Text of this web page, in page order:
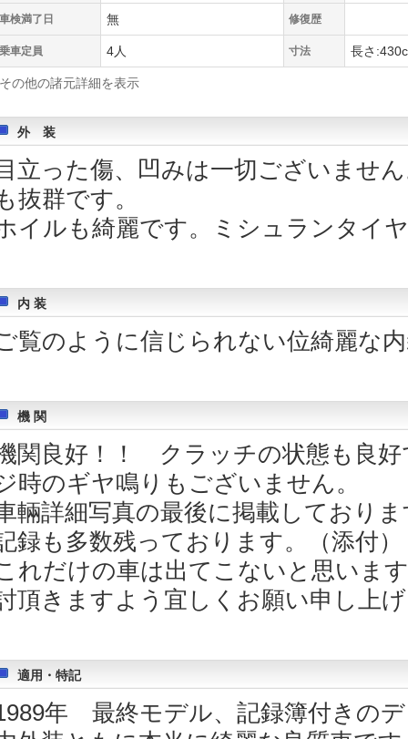
検満了日 無 修復歴
車定員 4人 寸法 長さ
の他の諸元詳細を表示
外 装
立った傷、凹みは一切ございませ
抜群です。
イルも綺麗です。ミシュランタイ
内 装
覧のように信じられない位綺麗な
機 関
関良好！！ クラッチの状態も良
時のギヤ鳴りもございません。
輛詳細写真の最後に掲載しており
録も多数残っております。（添付）
れだけの車は出てこないと思いま
頂きますよう宜しくお願い申し上
適用・特記
年 最終モデル、記録簿付きの